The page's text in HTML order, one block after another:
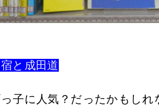
と成田道
子に人気？だったかもしれ